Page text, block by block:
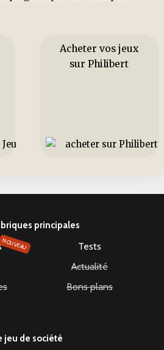
Acheter vos jeux
sur Philibert
principales
NOUVEAU
Tests
Actualité
Bons plans
jeu de société